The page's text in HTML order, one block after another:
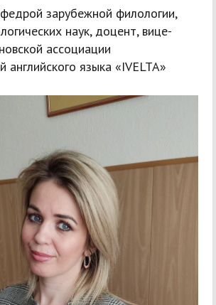
зарубежной филологии,
наук, доцент, вице-
ассоциации
английского языка «IVELTA»